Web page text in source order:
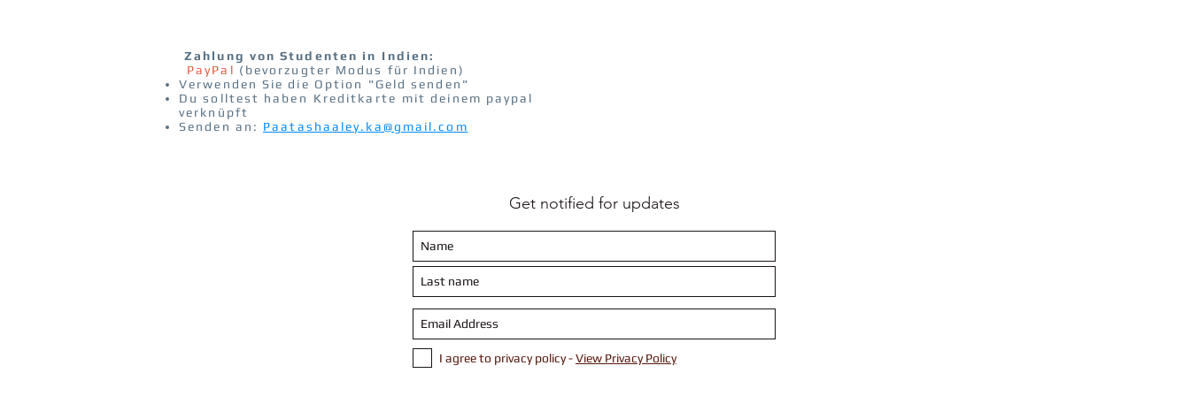
Zahlung von Studenten in Indien:
PayPal (bevorzugter Modus für Indien)
Verwenden Sie die Option "Geld senden"
Du solltest haben
Kreditkarte mit deinem paypal
verknüpft
Senden an: Paatashaaley.ka@gmail.com
Get notified for updates
I agree to privacy policy -View Privacy Policy